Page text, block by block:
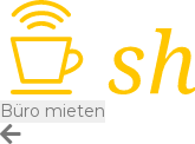
Büro mieten